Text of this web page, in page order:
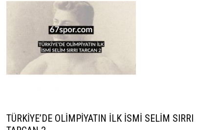
TÜRKİYE’DE OLİMPİYATIN İLK İSMİ SELİM SIRRI